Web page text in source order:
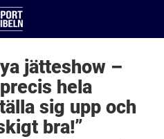
jätteshow –
hela
sig upp och
bra!”